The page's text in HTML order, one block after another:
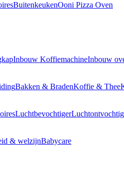
BuitenkeukenOoni Pizza Oven
Inbouw KoffiemachineInbouw
Bakken & BradenKoffie & Thee
Luchtbevochtiger
& welzijnBabycare